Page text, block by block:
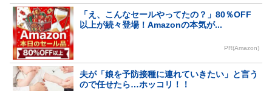
「え、こんなセールやってたの？」80％OFF
以上が続々登場！Amazonの本気が...
PR(Amazon)
夫が「娘を予防接種に連れていきたい」と言う
ので任せたら…ホッコリ！！